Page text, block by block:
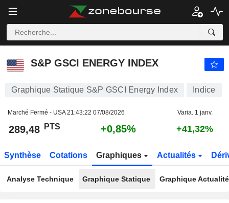
S&P GSCI ENERGY INDEX
S&P GSCI ENERGY INDEX
Graphique Statique S&P GSCI Energy Index Indice
Marché Fermé - USA21:43:22 07/08/2026 Varia. 1 janv.
289,48 PTS +0,85% +41,32%
Synthèse Cotations Graphiques Actualités
Analyse Technique Graphique Statique Graphique